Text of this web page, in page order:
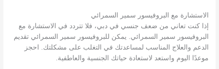
الاستشارة مع البروفيسور سمير السمرائي
إذا كنت تعاني من ضعف جنسي في دبي، فلا تتردد في الاستشارة مع
البروفيسور سمير السمرائي. يمكن للبروفيسور سمير السمرائي تقديم
الدعم والعلاج المناسب لمساعدتك في التغلب على مشكلتك. احجز
موعدًا اليوم واستعد لاستعادة حياتك الجنسية والعاطفية.